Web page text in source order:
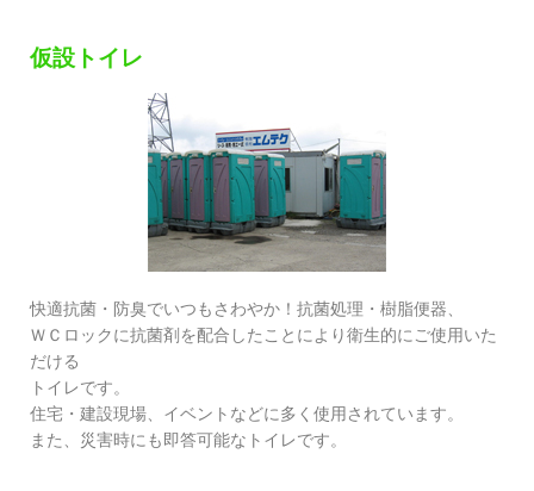
仮設トイレ
快適抗菌・防臭でいつもさわやか！抗菌処理・樹脂便器、
ＷＣロックに抗菌剤を配合したことにより衛生的にご使用いた
だける
トイレです。
住宅・建設現場、イベントなどに多く使用されています。
また、災害時にも即答可能なトイレです。